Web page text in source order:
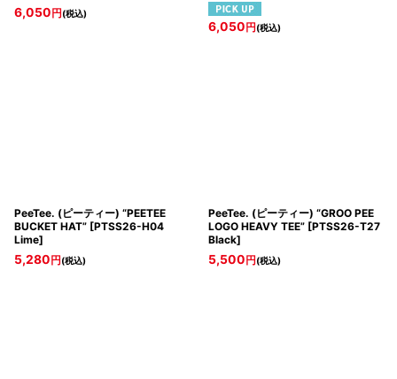
6,050円(税込)
6,050円(税込)
PeeTee. (ピーティー) “PEETEE
BUCKET HAT” [PTSS26-H04
Lime]
5,280円(税込)
PeeTee. (ピーティー) “GROO PEE
LOGO HEAVY TEE” [PTSS26-T27
Black]
5,500円(税込)